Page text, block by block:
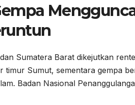
Sumatera Barat dikejutkan
timur Sumut, sementara gempa
Badan Nasional